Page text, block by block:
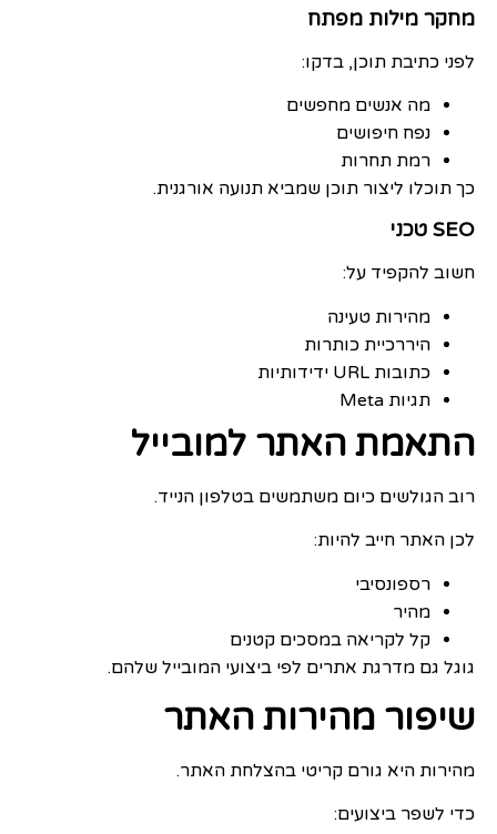
מחקר מילות מפתח
לפני כתיבת תוכן, בדקו:
מה אנשים מחפשים
נפח חיפושים
רמת תחרות
כך תוכלו ליצור תוכן שמביא תנועה אורגנית.
SEO טכני
חשוב להקפיד על:
מהירות טעינה
היררכיית כותרות
כתובות URL ידידותיות
תגיות Meta
התאמת האתר למובייל
רוב הגולשים כיום משתמשים בטלפון הנייד.
לכן האתר חייב להיות:
רספונסיבי
מהיר
קל לקריאה במסכים קטנים
גוגל גם מדרגת אתרים לפי ביצועי המובייל שלהם.
שיפור מהירות האתר
מהירות היא גורם קריטי בהצלחת האתר.
כדי לשפר ביצועים: